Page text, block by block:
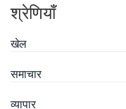
श्रेणियाँ
खेल
समाचार
व्यापार